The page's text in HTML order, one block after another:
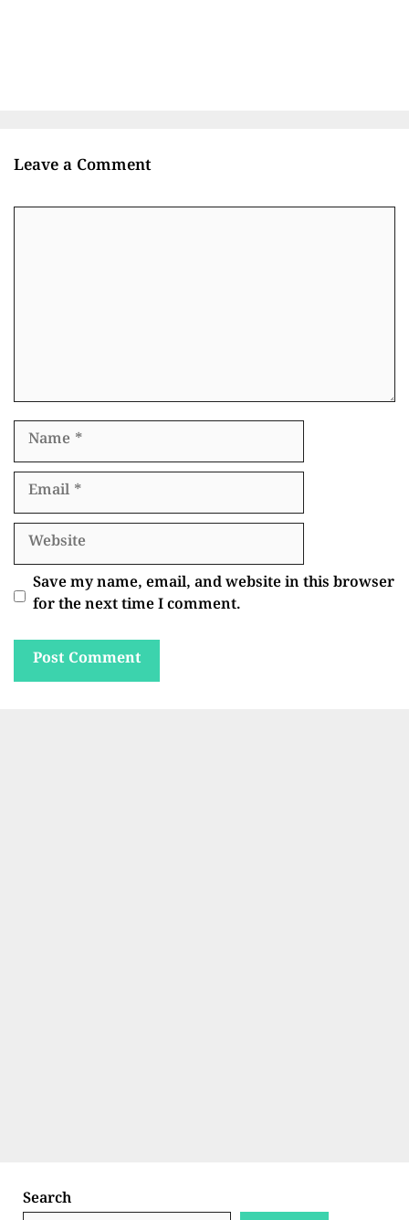
Leave a Comment
Name
Email
Website
Save my name, email, and website in this browser
for the next time I comment.
Search